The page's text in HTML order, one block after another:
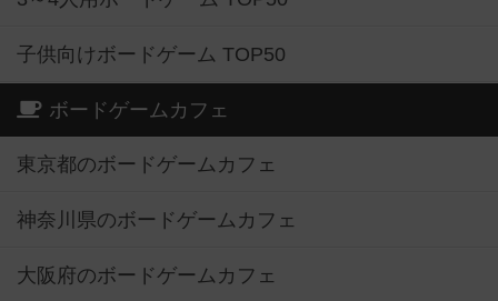
子供向けボードゲーム TOP50
ボードゲームカフェ
東京都のボードゲームカフェ
神奈川県のボードゲームカフェ
大阪府のボードゲームカフェ